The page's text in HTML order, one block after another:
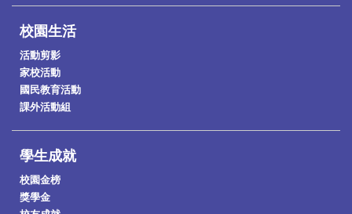
校園生活
活動剪影
家校活動
國民教育活動
課外活動組
學生成就
校園金榜
獎學金